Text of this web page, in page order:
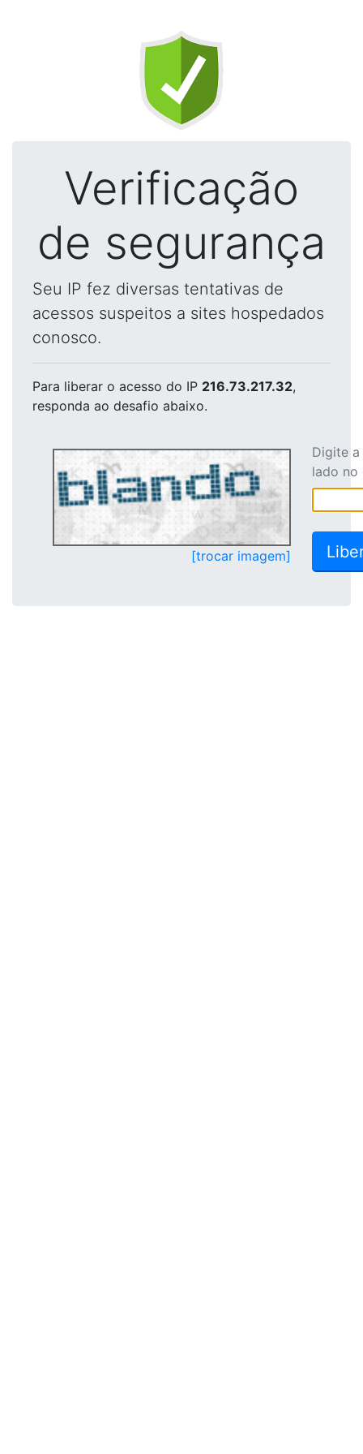
Verificação
de segurança
Seu IP fez diversas tentativas de
acessos suspeitos a sites hospedados
conosco.
Para liberar o acesso do IP 216.73.217.32,
responda ao desafio abaixo.
[trocar imagem]
Digite
lado no